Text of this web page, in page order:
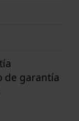
de garantía